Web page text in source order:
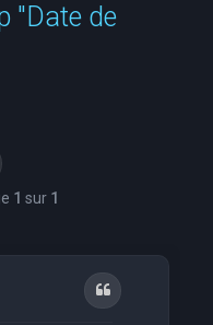
"Date de
Recherche avancée
1 sur 1
Citation